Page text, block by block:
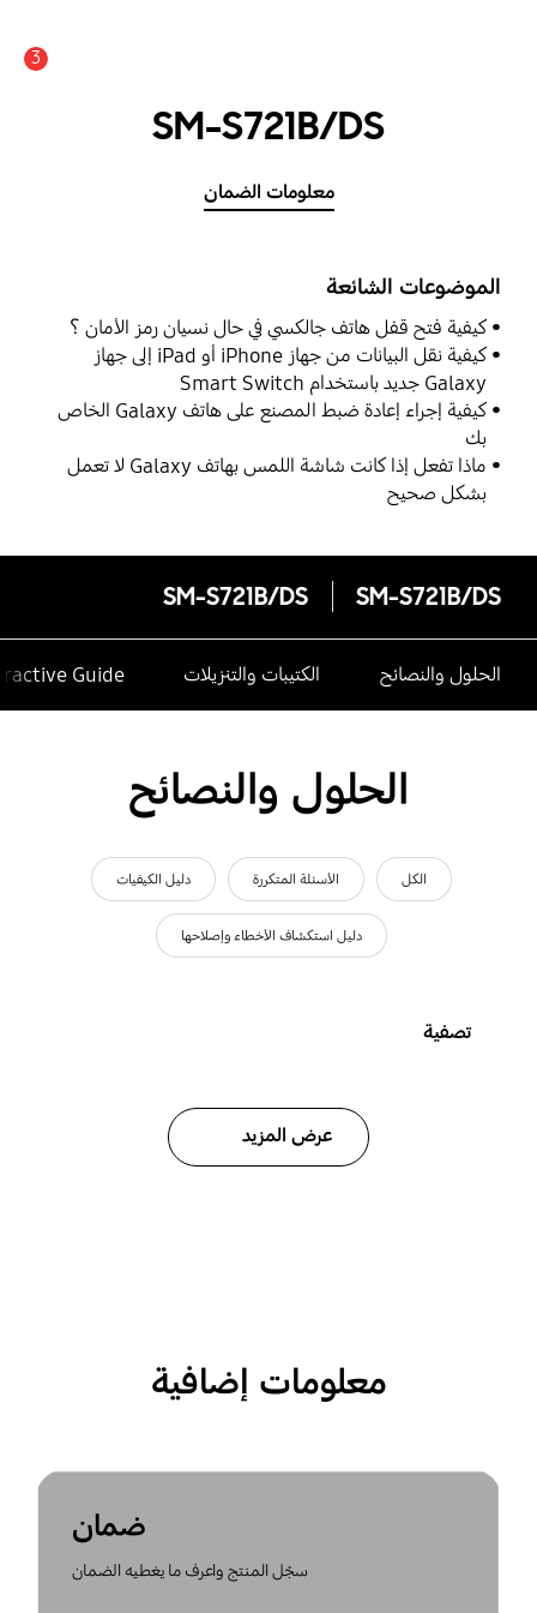
3
SM-S721B/DS
معلومات الضمان
الموضوعات الشائعة
كيفية فتح قفل هاتف جالكسي في حال نسيان رمز الأمان ؟
كيفية نقل البيانات من جهاز iPhone أو iPad إلى جهاز
Galaxy جديد باستخدام Smart Switch
كيفية إجراء إعادة ضبط المصنع على هاتف Galaxy الخاص
بك
ماذا تفعل إذا كانت شاشة اللمس بهاتف Galaxy لا تعمل
بشكل صحيح
SM-S721B/DS
SM-S721B/DS
الحلول والنصائح الكتيبات والتنزيلات Guide
الحلول والنصائح
الكل الأسئلة المتكررة دليل الكيفيات
دليل استكشاف الأخطاء وإصلاحها
تصفية
عرض المزيد
معلومات إضافية
ضمان
سجّل المنتج واعرف ما يغطيه الضمان